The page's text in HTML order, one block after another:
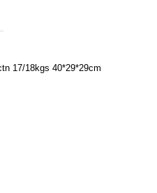
17/18kgs 40*29*29cm